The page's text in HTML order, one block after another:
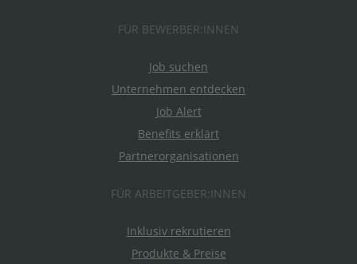
FÜR BEWERBER:INNEN
Job suchen
Unternehmen entdecken
Job Alert
Benefits erklärt
Partnerorganisationen
FÜR ARBEITGEBER:INNEN
Inklusiv rekrutieren
Produkte & Preise